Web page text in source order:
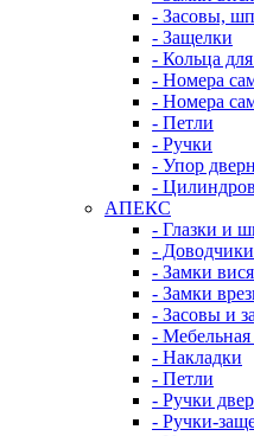
- Засовы,
- Защелки
- Кольца
- Номера
- Номера
- Петли
- Ручки
- Упор
-
АПЕКС
- Глазки и
-
- Замки
- Замки
- Засовы и
-
- Накладки
- Петли
- Ручки
- Ручки-